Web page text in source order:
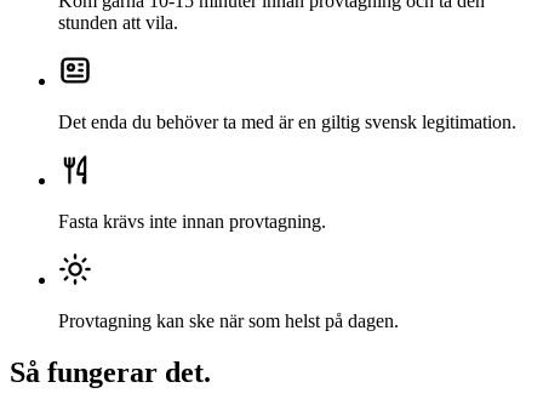
stunden att vila.
Det enda du behöver ta med är en giltig svensk legitimation.
Fasta krävs inte innan provtagning.
Provtagning kan ske när som helst på dagen.
Så fungerar det.